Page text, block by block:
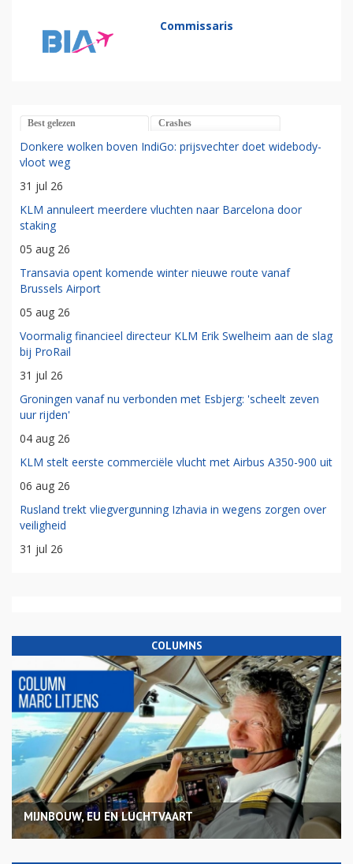
Commissaris
Best gelezen Crashes
Donkere wolken boven IndiGo: prijsvechter doet widebody-
vloot weg
31 jul 26
KLM annuleert meerdere vluchten naar Barcelona door
staking
05 aug 26
Transavia opent komende winter nieuwe route vanaf
Brussels Airport
05 aug 26
Voormalig financieel directeur KLM Erik Swelheim aan de slag
bij ProRail
31 jul 26
Groningen vanaf nu verbonden met Esbjerg: 'scheelt zeven
uur rijden'
04 aug 26
KLM stelt eerste commerciële vlucht met Airbus A350-900 uit
06 aug 26
Rusland trekt vliegvergunning Izhavia in wegens zorgen over
veiligheid
31 jul 26
COLUMNS
MIJNBOUW, EU EN LUCHTVAART